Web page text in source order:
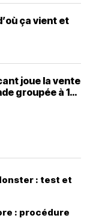
ça vient et
joue la vente
groupée à 1
: test et
: procédure